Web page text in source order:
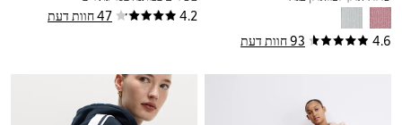
4.6 93 חוות דעת
4.2 47 חוות דעת